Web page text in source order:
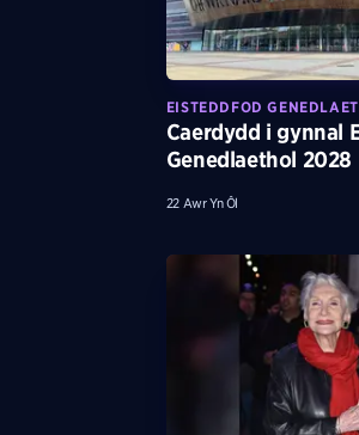
EISTEDDFOD
Caerdydd i gynnal
Genedlaethol 2028
22 Awr Yn Ôl